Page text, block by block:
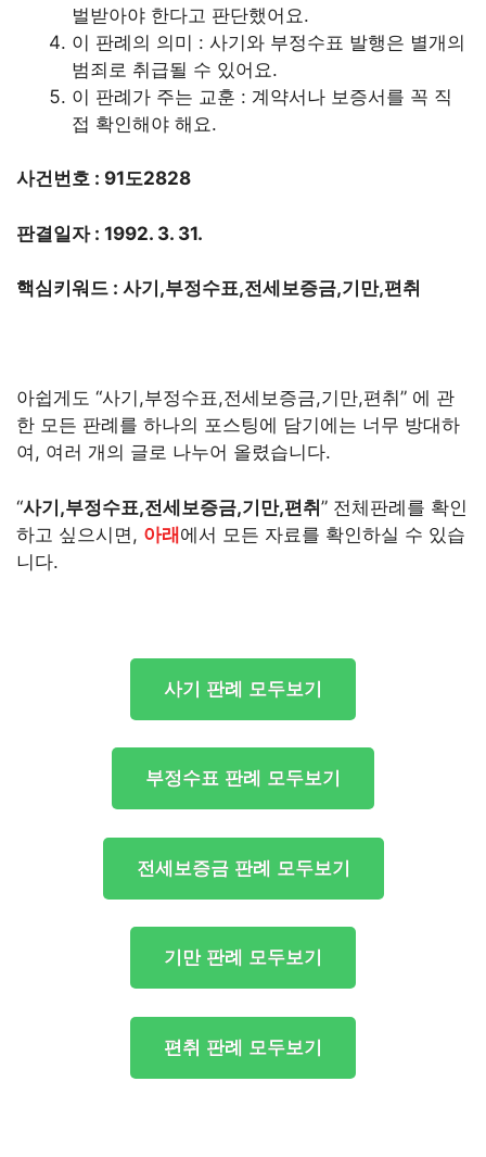
벌받아야 한다고 판단했어요.
이 판례의 의미 : 사기와 부정수표 발행은 별개의
범죄로 취급될 수 있어요.
이 판례가 주는 교훈 : 계약서나 보증서를 꼭 직
접 확인해야 해요.
사건번호 : 91도2828
판결일자 : 1992. 3. 31.
핵심키워드 : 사기,부정수표,전세보증금,기만,편취
아쉽게도 “사기,부정수표,전세보증금,기만,편취” 에 관
한 모든 판례를 하나의 포스팅에 담기에는 너무 방대하
여, 여러 개의 글로 나누어 올렸습니다.
“사기,부정수표,전세보증금,기만,편취” 전체판례를 확인
하고 싶으시면, 아래에서 모든 자료를 확인하실 수 있습
니다.
사기 판례 모두보기
부정수표 판례 모두보기
전세보증금 판례 모두보기
기만 판례 모두보기
편취 판례 모두보기